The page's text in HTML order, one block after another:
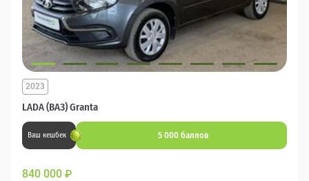
LADA (ВАЗ) Granta
2023
Ваш кешбек 5 000 баллов
840 000 ₽